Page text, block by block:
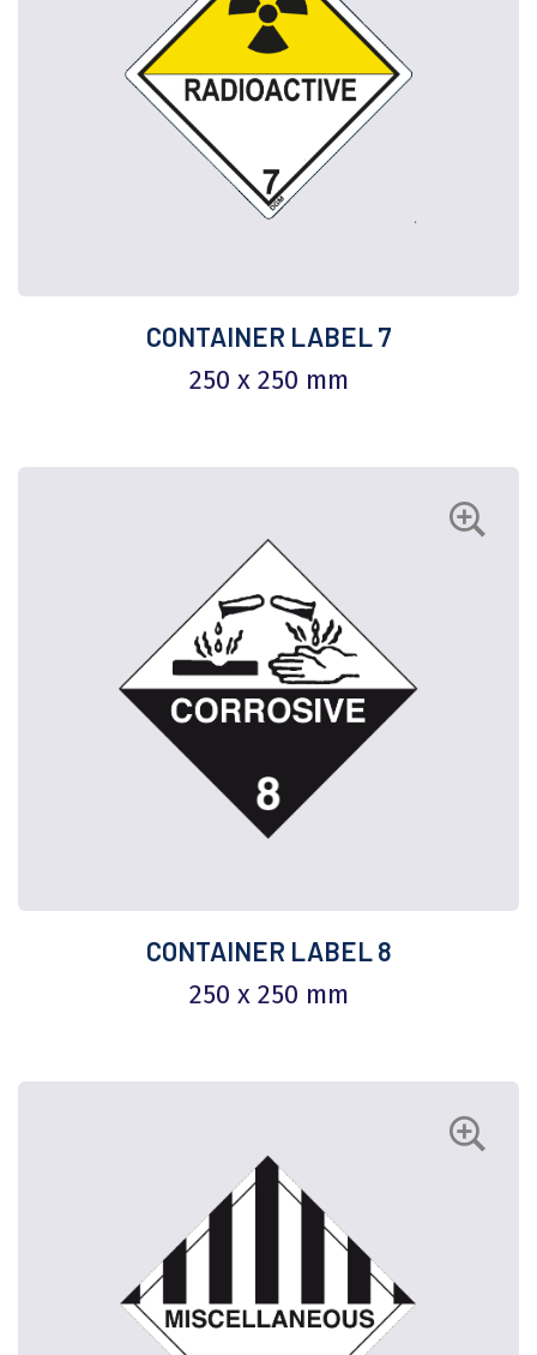
CONTAINER LABEL 7
250 x 250 mm
CONTAINER LABEL 8
250 x 250 mm